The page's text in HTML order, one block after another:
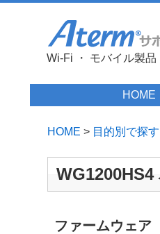
Wi-Fi ・ モバイル製品
HOME
HOME > 目的別で探す
ファームウェア